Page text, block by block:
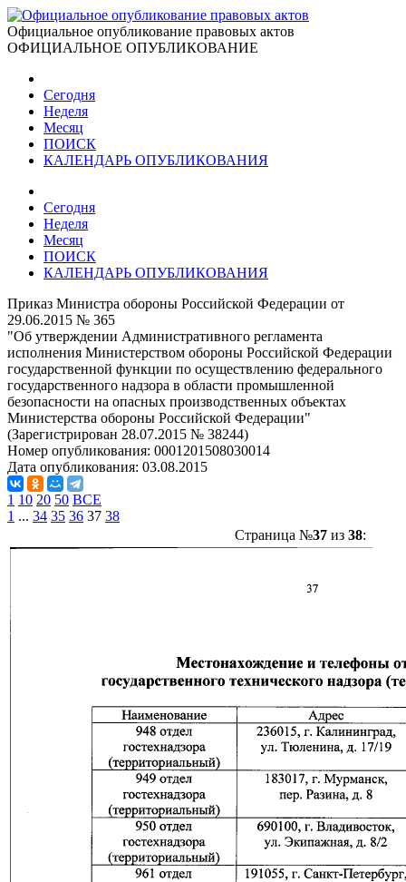
Официальное опубликование правовых актов
ОФИЦИАЛЬНОЕ ОПУБЛИКОВАНИЕ
Сегодня
Неделя
Месяц
ПОИСК
КАЛЕНДАРЬ ОПУБЛИКОВАНИЯ
Сегодня
Неделя
Месяц
ПОИСК
КАЛЕНДАРЬ ОПУБЛИКОВАНИЯ
Приказ Министра обороны Российской Федерации от
29.06.2015 № 365
"Об утверждении Административного регламента
исполнения Министерством обороны Российской Федерации
государственной функции по осуществлению федерального
государственного надзора в области промышленной
безопасности на опасных производственных объектах
Министерства обороны Российской Федерации"
(Зарегистрирован 28.07.2015 № 38244)
Номер опубликования: 0001201508030014
Дата опубликования: 03.08.2015
1 10 20 50 ВСЕ
1 ... 34 35 36 37 38
Страница №37из 38: